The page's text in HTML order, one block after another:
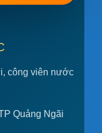
công viên nước
Quảng Ngãi